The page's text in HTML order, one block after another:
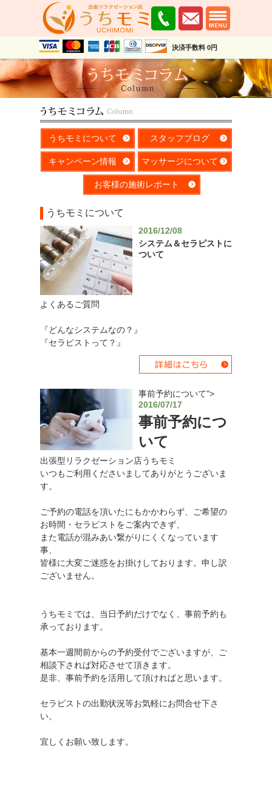
決済手数料 0円
うちモミについて スタッフブログ
キャンペーン情報 マッサージについて
お客様の施術レポート
うちモミについて
2016/12/08
システム＆セラピストに
ついて
よくあるご質問
『どんなシステムなの？』
『セラピストって？』
事前予約について">
2016/07/17
事前予約につ
いて
出張型リラクゼーション店うちモミ
いつもご利用くださいましてありがとうございま
す。
ご予約の電話を頂いたにもかかわらず、ご希望の
お時間・セラピストをご案内できず、
また電話が混みあい繋がりにくくなっています
事、
皆様に大変ご迷惑をお掛けしております。申し訳
ございません。
うちモミでは、当日予約だけでなく、事前予約も
承っております。
基本一週間前からの予約受付でございますが、ご
相談下されば対応させて頂きます。
是非、事前予約を活用して頂ければと思います。
セラピストの出勤状況等お気軽にお問合せ下さ
い。
宜しくお願い致します。